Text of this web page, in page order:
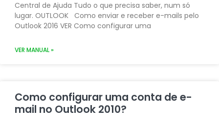
Central de Ajuda Tudo o que precisa saber, num só
lugar. OUTLOOK Como enviar e receber e-mails pelo
Outlook 2016 VER Como configurar uma
VER MANUAL »
Como configurar uma conta de e-
mail no Outlook 2010?